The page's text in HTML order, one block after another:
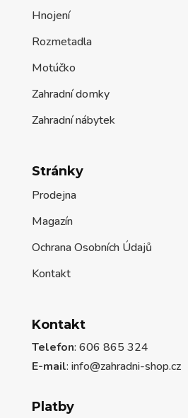
Hnojení
Rozmetadla
Motúčko
Zahradní domky
Zahradní nábytek
Stránky
Prodejna
Magazín
Ochrana Osobních Údajů
Kontakt
Kontakt
Telefon: 606 865 324
E-mail: info@zahradni-shop.cz
Platby